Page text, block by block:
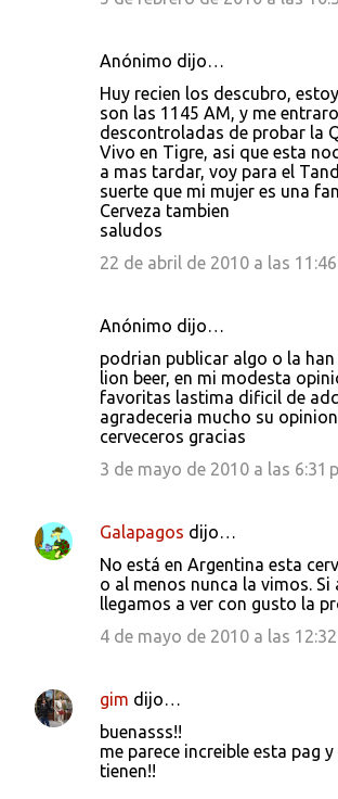
Anónimo dijo…
Huy recien los descubro,
son las 1145 AM, y me
descontroladas de probar la
Vivo en Tigre, asi que esta
a mas tardar, voy para el
suerte que mi mujer es una
Cerveza tambien
saludos
22 de abril de 2010 a las 11:46
Anónimo dijo…
podrian publicar algo o la
lion beer, en mi modesta
favoritas lastima dificil de
agradeceria mucho su
cerveceros gracias
3 de mayo de 2010 a las 6:31
Galapagos dijo…
No está en Argentina esta
o al menos nunca la vimos. Si
llegamos a ver con gusto la
4 de mayo de 2010 a las 12:32
gim dijo…
buenasss!!
me parece increible esta pag
tienen!!